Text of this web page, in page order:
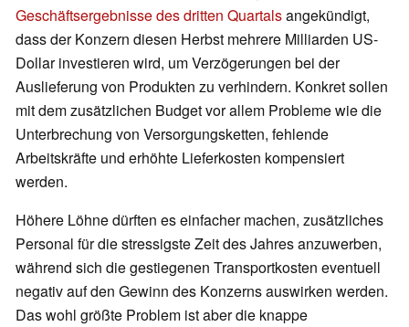
Geschäftsergebnisse des dritten Quartalsangekündigt,
dass der Konzern diesen Herbst mehrere Milliarden US-
Dollar investieren wird, um Verzögerungen bei der
Auslieferung von Produkten zu verhindern. Konkret sollen
mit dem zusätzlichen Budget vor allem Probleme wie die
Unterbrechung von Versorgungsketten, fehlende
Arbeitskräfte und erhöhte Lieferkosten kompensiert
werden.
Höhere Löhne dürften es einfacher machen, zusätzliches
Personal für die stressigste Zeit des Jahres anzuwerben,
während sich die gestiegenen Transportkosten eventuell
negativ auf den Gewinn des Konzerns auswirken werden.
Das wohl größte Problem ist aber die knappe